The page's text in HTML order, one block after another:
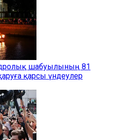
шабуылының 81
қарсы үндеулер